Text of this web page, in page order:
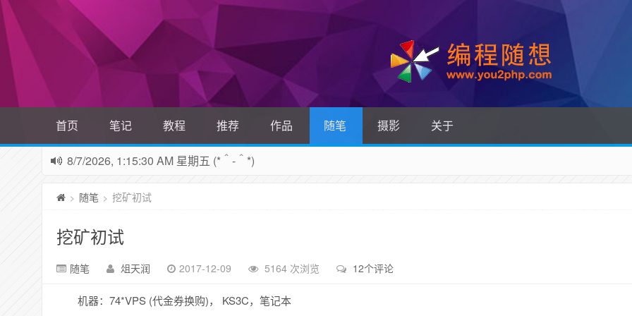
首页 笔记 教程 推荐 作品 随笔 摄影 关于
8/7/2026, 1:15:31 AM 星期五 (*＾-＾*)
> 随笔 > 挖矿初试
挖矿初试
随笔 俎天润 2017-12-09 5164 次浏览 12个评论
机器：74*VPS (代金券换购)， KS3C，笔记本